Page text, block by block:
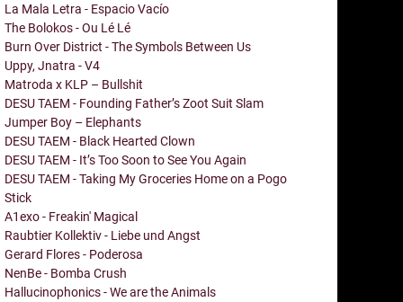
La Mala Letra - Espacio Vacío
The Bolokos - Ou Lé Lé
Burn Over District - The Symbols Between Us
Uppy, Jnatra - V4
Matroda x KLP – Bullshit
DESU TAEM - Founding Father’s Zoot Suit Slam
Jumper Boy – Elephants
DESU TAEM - Black Hearted Clown
DESU TAEM - It’s Too Soon to See You Again
DESU TAEM - Taking My Groceries Home on a Pogo
Stick
A1exo - Freakin' Magical
Raubtier Kollektiv - Liebe und Angst
Gerard Flores - Poderosa
NenBe - Bomba Crush
Hallucinophonics - We are the Animals